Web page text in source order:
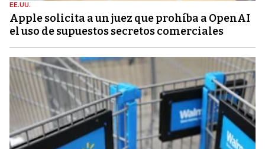
EE.UU.
Apple solicita a un juez que prohíba a OpenAI
el uso de supuestos secretos comerciales